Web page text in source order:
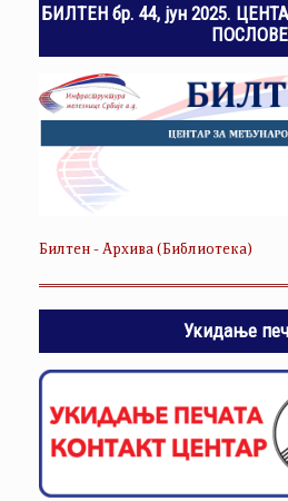
БИЛТЕН бр. 44, јун 2025.
ПОСЛОВЕ
Билтен - Архива (Библиотека)
Укидање